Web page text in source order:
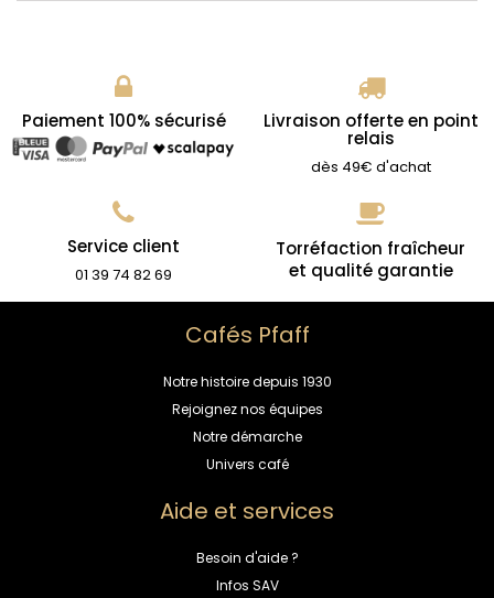
Paiement 100% sécurisé Livraison offerte en point
relais
dès 49€ d'achat
Service client
01 39 74 82 69
Torréfaction fraîcheur
et qualité garantie
Cafés Pfaff
Notre histoire depuis 1930
Rejoignez nos équipes
Notre démarche
Univers café
Aide et services
Besoin d'aide ?
Infos SAV